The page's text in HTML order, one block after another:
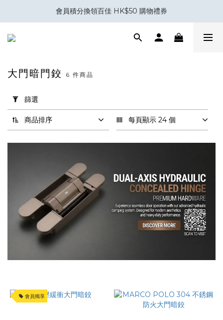
會員積分換領百佳 HK$50 購物禮券
會員積分換領百佳 HK$50 購物禮券
室內設計與裝修五金專家｜你設計，我補位。
會員積分換領百佳 HK$50 購物禮券
用
篩
選
(0/20)
Koblenz
(2)
Cemom
Macro
(1)
大門暗門鉸 6 件商品
篩選
商品排序 每頁顯示 24 個
會員獨享